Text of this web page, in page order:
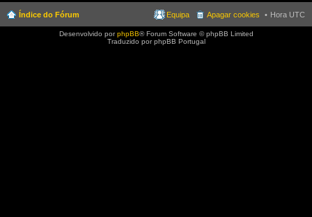
Índice do Fórum Hora UTC
Apagar cookies
Equipa
Desenvolvido porphpBB® Forum Software © phpBB Limited
Traduzido por phpBB Portugal